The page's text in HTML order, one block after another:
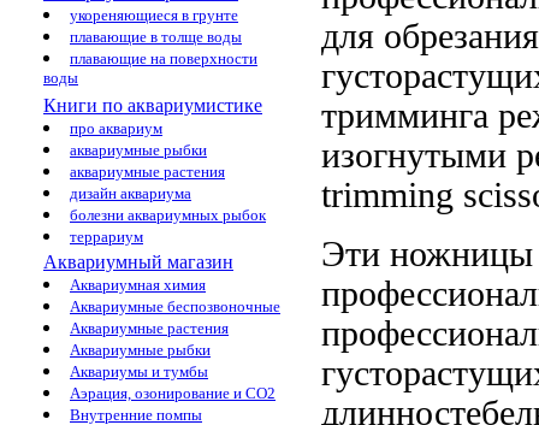
укореняющиеся в грунте
плавающие в толще воды
плавающие на поверхности
воды
Книги по аквариумистике
про аквариум
аквариумные рыбки
аквариумные растения
дизайн аквариума
болезни аквариумных рыбок
террариум
Аквариумный магазин
Аквариумная химия
Аквариумные беспозвоночные
Аквариумные растения
Аквариумные рыбки
Аквариумы и тумбы
Аэрация, озонирование и CO2
Внутренние помпы
для обрезания
тримминга
изогнутыми
trimming
Эти